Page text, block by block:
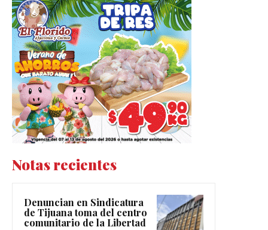
Notas recientes
Denuncian en Sindicatura
de Tijuana toma del centro
comunitario de la Libertad